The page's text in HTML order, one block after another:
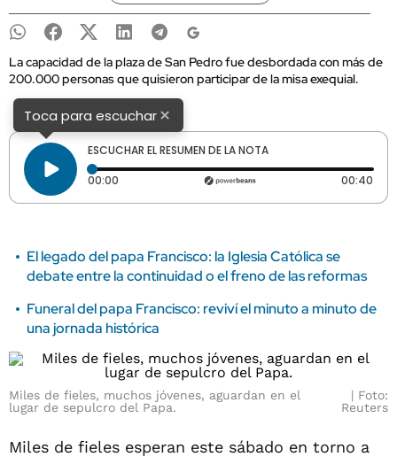
La capacidad de la plaza de San Pedro fue desbordada con más de
200.000 personas que quisieron participar de la misa exequial.
Toca para escuchar×
ESCUCHAR EL RESUMEN DE LA NOTA
00:00 Tiempo transcurrido: 0 segundos 00:40
El legado del papa Francisco: la Iglesia Católica se
debate entre la continuidad o el freno de las reformas
Funeral del papa Francisco: reviví el minuto a minuto de
una jornada histórica
Miles de fieles, muchos jóvenes, aguardan en el
lugar de sepulcro del Papa.
Foto:
Reuters
Miles de fieles esperan este sábado en torno a